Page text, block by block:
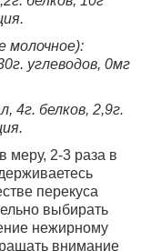
молочное):
углеводов, 0мг
4г. белков, 2,9г.
меру, 2-3 раза в
перекуса
выбирать
нежирному
внимание